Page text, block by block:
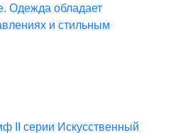
Одежда обладает
и стильным
II серии Искусственный